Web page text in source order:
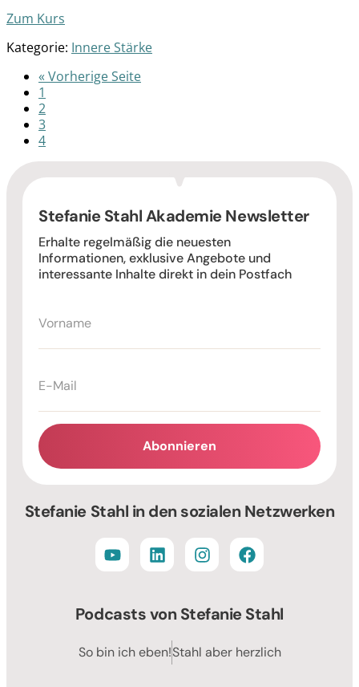
Zum Kurs
Kategorie: Innere Stärke
« Vorherige Seite
1
2
3
4
Stefanie Stahl Akademie Newsletter
Erhalte regelmäßig die neuesten
Informationen, exklusive Angebote und
interessante Inhalte direkt in dein Postfach
Abonnieren
Stefanie Stahl in den sozialen Netzwerken
Podcasts von Stefanie Stahl
So bin ich eben!Stahl aber herzlich